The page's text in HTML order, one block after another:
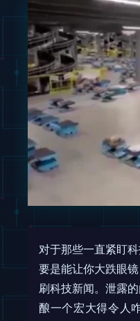
对于那些一直紧盯
要是能让你大跌眼
刷科技新闻。泄露
酿一个宏大得令人